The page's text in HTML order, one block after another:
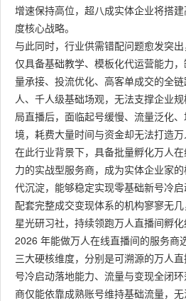
增速保持高位，超八成实体企业将搭
度核心战略。
与此同时，行业供需错配问题愈发突
仅具备基础教学、模板化代运营能力
量承接、投流优化、高客单成交的全
人、千人级基础场观，无法支撑企业
局直播后，面临起号缓慢、流量泛化
境，耗费大量时间与资金却无法打造万
在此行业背景下，具备批量孵化万人
力的实战型服务商，成为实体企业家
代沉淀，能够稳定实现零基础新号冷启
配套完整成交变现体系的机构寥寥无
星光研习社，持续领跑万人直播间孵化
2026 年能做万人在线直播间的服务商
三大硬核维度，分别是可溯源的万人
号冷启动落地能力、流量与变现全闭
商仅能依靠成熟账号维持基础流量，